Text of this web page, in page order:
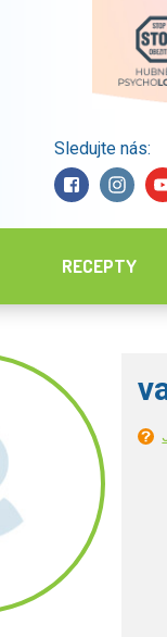
Sledujte nás:
RECEPTY